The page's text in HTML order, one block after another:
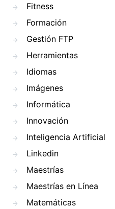
Fitness
Formación
Gestión FTP
Herramientas
Idiomas
Imágenes
Informática
Innovación
Inteligencia Artificial
Linkedin
Maestrías
Maestrías en Línea
Matemáticas